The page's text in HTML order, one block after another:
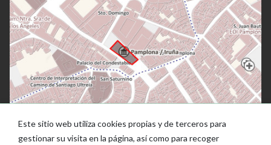
Este sitio web utiliza cookies propias y de terceros para
gestionar su visita en la página, así como para recoger